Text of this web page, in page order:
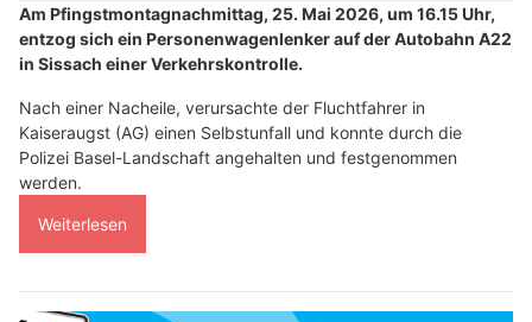
Am Pfingstmontagnachmittag, 25. Mai 2026, um 16.15 Uhr,
entzog sich ein Personenwagenlenker auf der Autobahn A22
in Sissach einer Verkehrskontrolle.
Nach einer Nacheile, verursachte der Fluchtfahrer in
Kaiseraugst (AG) einen Selbstunfall und konnte durch die
Polizei Basel-Landschaft angehalten und festgenommen
werden.
Weiterlesen